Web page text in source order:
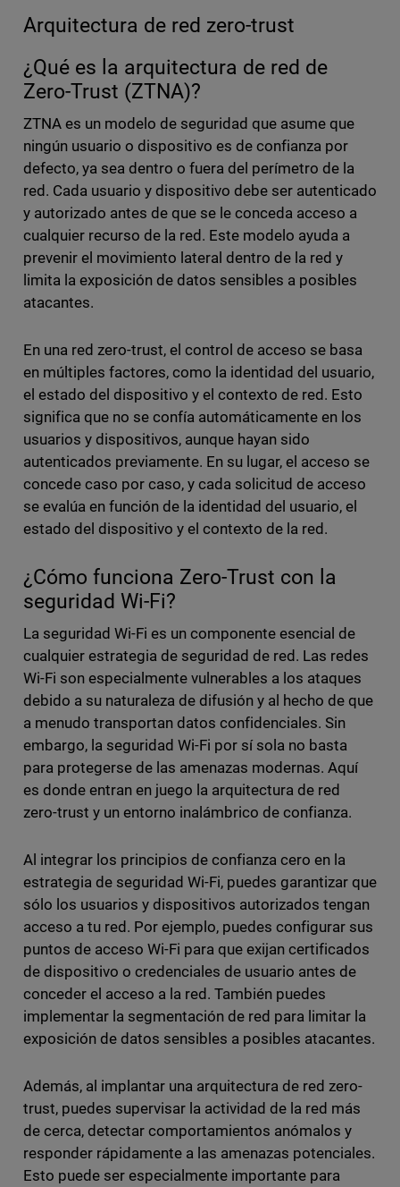
Arquitectura de red zero-trust
¿Qué es la arquitectura de red de
Zero-Trust (ZTNA)?
ZTNA es un modelo de seguridad que asume que
ningún usuario o dispositivo es de confianza por
defecto, ya sea dentro o fuera del perímetro de la
red. Cada usuario y dispositivo debe ser autenticado
y autorizado antes de que se le conceda acceso a
cualquier recurso de la red. Este modelo ayuda a
prevenir el movimiento lateral dentro de la red y
limita la exposición de datos sensibles a posibles
atacantes.
En una red zero-trust, el control de acceso se basa
en múltiples factores, como la identidad del usuario,
el estado del dispositivo y el contexto de red. Esto
significa que no se confía automáticamente en los
usuarios y dispositivos, aunque hayan sido
autenticados previamente. En su lugar, el acceso se
concede caso por caso, y cada solicitud de acceso
se evalúa en función de la identidad del usuario, el
estado del dispositivo y el contexto de la red.
¿Cómo funciona Zero-Trust con la
seguridad Wi-Fi?
La seguridad Wi-Fi es un componente esencial de
cualquier estrategia de seguridad de red. Las redes
Wi-Fi son especialmente vulnerables a los ataques
debido a su naturaleza de difusión y al hecho de que
a menudo transportan datos confidenciales. Sin
embargo, la seguridad Wi-Fi por sí sola no basta
para protegerse de las amenazas modernas. Aquí
es donde entran en juego la arquitectura de red
zero-trust y un entorno inalámbrico de confianza.
Al integrar los principios de confianza cero en la
estrategia de seguridad Wi-Fi, puedes garantizar que
sólo los usuarios y dispositivos autorizados tengan
acceso a tu red. Por ejemplo, puedes configurar sus
puntos de acceso Wi-Fi para que exijan certificados
de dispositivo o credenciales de usuario antes de
conceder el acceso a la red. También puedes
implementar la segmentación de red para limitar la
exposición de datos sensibles a posibles atacantes.
Además, al implantar una arquitectura de red zero-
trust, puedes supervisar la actividad de la red más
de cerca, detectar comportamientos anómalos y
responder rápidamente a las amenazas potenciales.
Esto puede ser especialmente importante para